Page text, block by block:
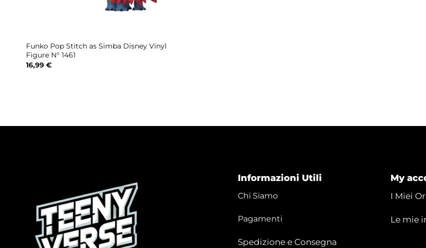
Funko Pop Stitch as Simba Disney Vinyl
Figure N° 1461
16,99 €
Informazioni Utili
Chi Siamo
Pagamenti
Spedizione e Consegna
My
I Miei
Le mie